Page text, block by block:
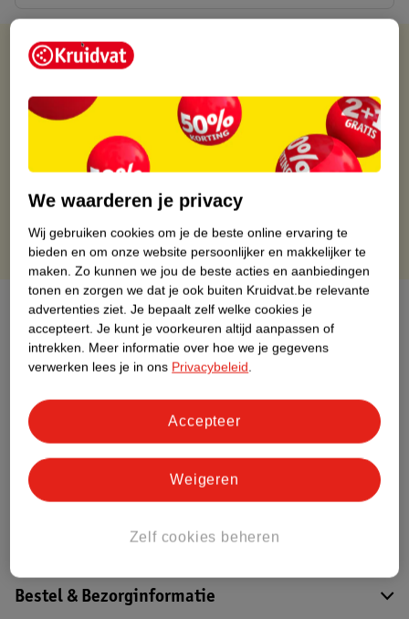
Kruidvat is altijd voordelig
Gratis ophalen in de winkel
Op werkdagen voor 22:00 uur besteld, volgende dag in huis
Gratis thuisbezorgd vanaf 50.00
Gratis retourneren binnen 30 dagen
Over dit product
Productinformatie
Etiketinformatie
Nature Impact Score
Dit product heeft (nog) geen Nature
Impact Score.
Bestel & Bezorginformatie
We waarderen je privacy
Wij gebruiken cookies om je de beste online ervaring te
bieden en om onze website persoonlijker en makkelijker te
maken. Zo kunnen we jou de beste acties en aanbiedingen
tonen en zorgen we dat je ook buiten Kruidvat.be relevante
advertenties ziet. Je bepaalt zelf welke cookies je
accepteert. Je kunt je voorkeuren altijd aanpassen of
intrekken. Meer informatie over hoe we je gegevens
verwerken lees je in ons Privacybeleid.
Zelf cookies beheren
Weigeren
Accepteer